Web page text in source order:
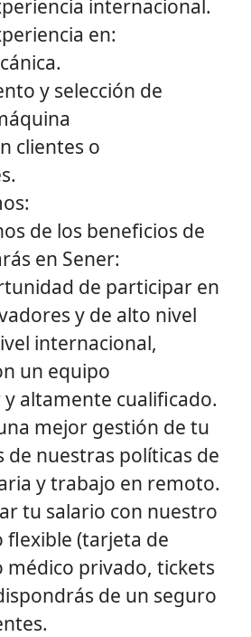
internacional.
en:
y selección de
clientes o
de los beneficios de
en Sener:
de participar en
y de alto nivel
internacional,
un equipo
altamente cualificado.
mejor gestión de tu
nuestras políticas de
y trabajo en remoto.
tu salario con nuestro
(tarjeta de
médico privado, tickets
de un seguro